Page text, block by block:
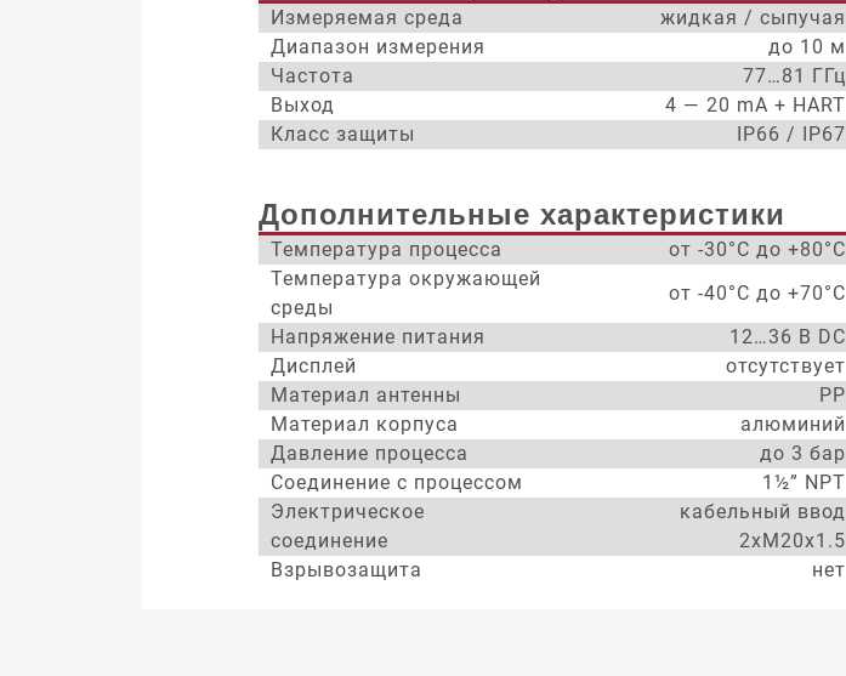
Измеряемая среда
жидкая / сыпучая
Диапазон измерения
до 10 м
Частота
77…81 ГГц
Выход
4 — 20 mA + HART
Класс защиты
IP66 / IP67
Дополнительные характеристики
Температура процесса
от -30°С до +80°С
Температура окружающей
среды
от -40°С до +70°С
Напряжение питания
12…36 В DC
Дисплей
отсутствует
Материал антенны
PP
Материал корпуса
алюминий
Давление процесса
до 3 бар
Соединение с процессом
1½” NPT
Электрическое
соединение
кабельный ввод
2xM20x1.5
Взрывозащита
нет